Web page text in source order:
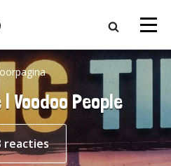
Voodoo People
reacties